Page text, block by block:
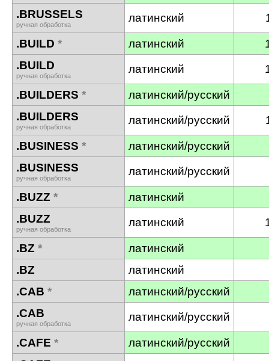
.BRUSSELS
ручная обработка
латинский
.BUILD * латинский
.BUILD
ручная обработка
латинский
.BUILDERS *
латинский/русский
.BUILDERS
ручная обработка
латинский/русский
.BUSINESS *
латинский/русский
.BUSINESS
ручная обработка
латинский/русский
.BUZZ *
латинский
.BUZZ
ручная обработка
латинский
.BZ *
латинский
.BZ
латинский
.CAB *
латинский/русский
.CAB
ручная обработка
латинский/русский
.CAFE *
латинский/русский